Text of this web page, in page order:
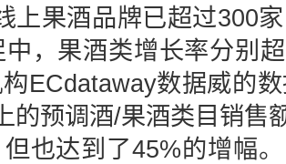
上果酒品牌已超过300
，果酒类增长率分别
ECdataway数据威的
的预调酒/果酒类目销售
也达到了45%的增幅